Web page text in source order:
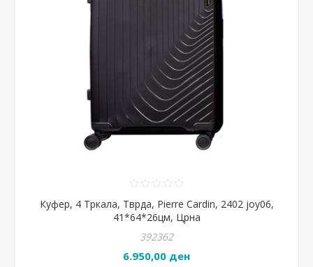
Куфер, 4 Тркала, Тврда, Pierre Cardin, 2402 joy06,
41*64*26цм, Црна
392362
6.950,00 ден